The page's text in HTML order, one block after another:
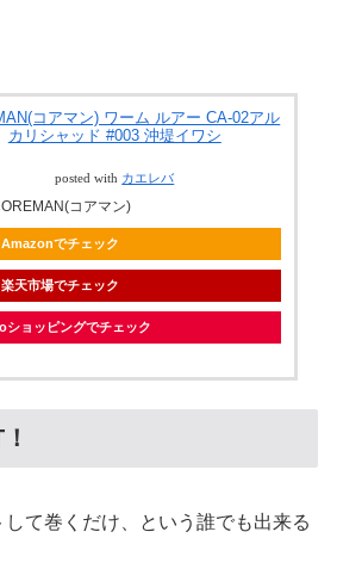
コアマン) ワーム ルアー CA-02アル
カリシャッド #003 沖堤イワシ
posted with カエレバ
コアマン)
Amazonでチェック
楽天市場でチェック
ショッピングでチェック
て巻くだけ、という誰でも出来る